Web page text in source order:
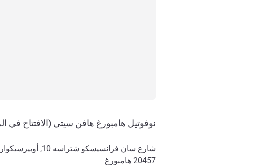
نوفوتيل هامبورغ هافن سيتي (الافتتاح في
شارع سان فرانسيسكو شتراسه 10, أوبيرسيكوارتير
20457 هامبورغ